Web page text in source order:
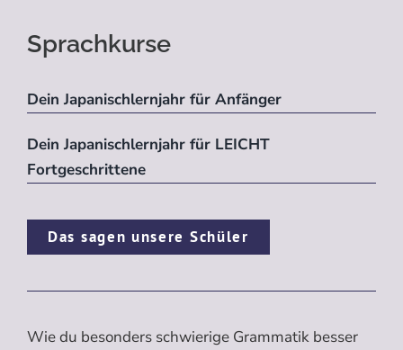
Sprachkurse
Dein Japanischlernjahr für Anfänger
Dein Japanischlernjahr für LEICHT
Fortgeschrittene
Das sagen unsere Schüler
Wie du besonders schwierige Grammatik besser